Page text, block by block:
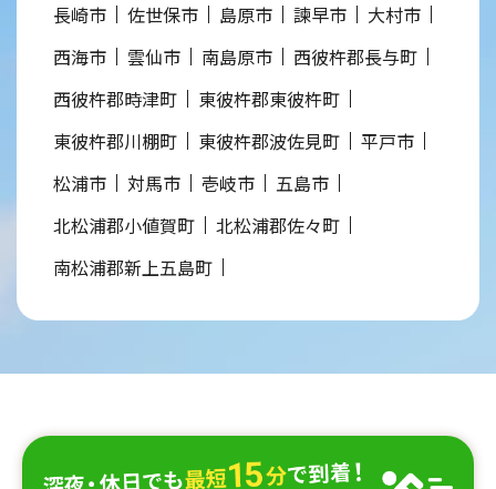
長崎市 佐世保市 島原市 諫早市
大村市
西海市
雲仙市 南島原市
西彼杵郡長与町
西彼杵郡時津町
東彼杵郡東彼杵町
東彼杵郡川棚町
東彼杵郡波佐見町
平戸市
松浦市
対馬市 壱岐市
五島市
北松浦郡小値賀町
北松浦郡佐々町
南松浦郡新上五島町